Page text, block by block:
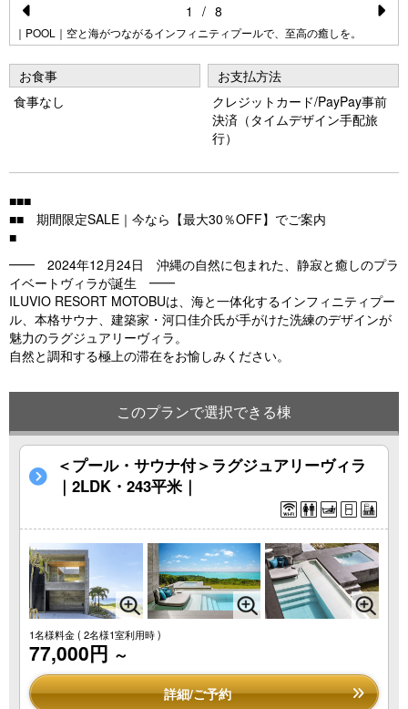
Pr
e
vi
o
s
｜POOL｜空と海がつながるインフィニティプールで、至高の癒しを。
e
xt
1 / 8
お食事
食事なし
お支払方法
クレジットカード/PayPay事前
決済（タイムデザイン手配旅
行）
■■■
■■ 期間限定SALE｜今なら【最大30％OFF】でご案内
■
━━ 2024年12月24日 沖縄の自然に包まれた、静寂と癒しのプラ
イベートヴィラが誕生 ━━
ILUVIO RESORT MOTOBUは、海と一体化するインフィニティプー
ル、本格サウナ、建築家・河口佳介氏が手がけた洗練のデザインが
魅力のラグジュアリーヴィラ。
自然と調和する極上の滞在をお愉しみください。
このプランで選択できる棟
＜プール・サウナ付＞ラグジュアリーヴィラ
｜2LDK・243平米｜
1名様料金( 2名様1室利用時 )
77,000円 ～
詳細/ご予約